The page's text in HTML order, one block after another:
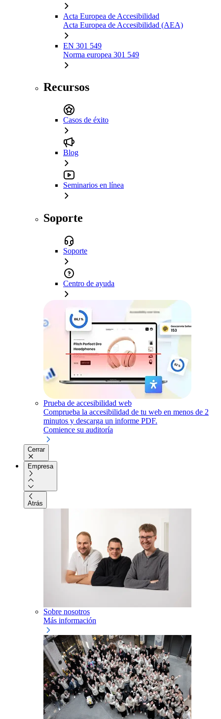
Acta Europea de Accesibilidad
Acta Europea de Accesibilidad (AEA)
EN 301 549
Norma europea 301 549
Recursos
Casos de éxito
Blog
Seminarios en línea
Soporte
Soporte
Centro de ayuda
Prueba de accesibilidad web
Comprueba la accesibilidad de tu web en menos de 2
minutos y descarga un informe PDF.
Comience su auditoría
Cerrar
Empresa
Atrás
Sobre nosotros
Más información